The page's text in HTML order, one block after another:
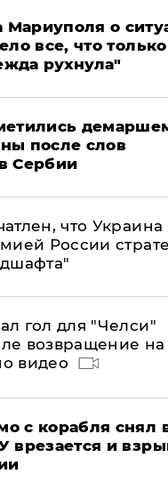
о
все, что только
рухнула"
после слов
Сербии
что Украина
России
гол для "Челси"
возвращение на
видео
с корабля снял
врезается и